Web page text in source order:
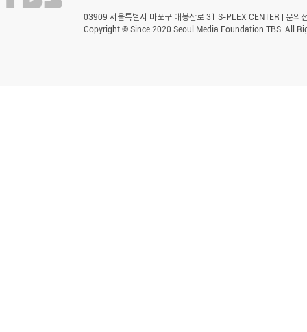
03909 서울특별시 마포구 매봉산로 31 S-PLEX CENTER | 문
Copyright © Since 2020 Seoul Media Foundation TBS. All